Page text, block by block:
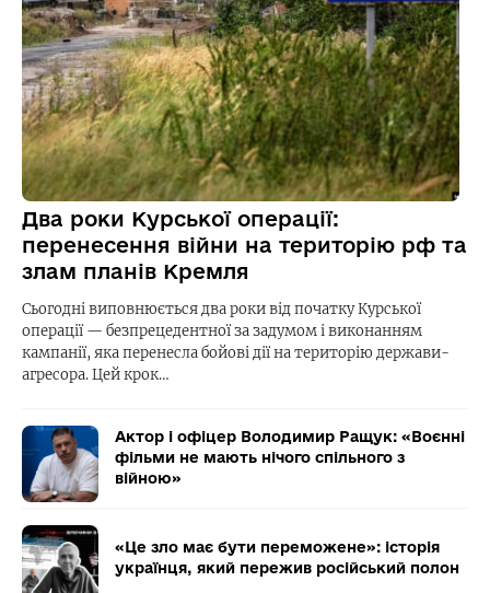
Два роки Курської операції:
перенесення війни на територію рф та
злам планів Кремля
Сьогодні виповнюється два роки від початку Курської
операції — безпрецедентної за задумом і виконанням
кампанії, яка перенесла бойові дії на територію держави-
агресора. Цей крок…
Актор і офіцер Володимир Ращук: «Воєнні
фільми не мають нічого спільного з
війною»
«Це зло має бути переможене»: історія
українця, який пережив російський полон